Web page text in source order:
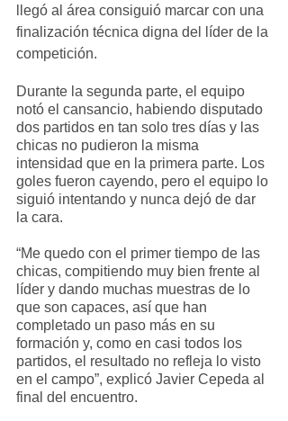
llegó al área consiguió marcar con una
finalización técnica digna del líder de la
competición.
Durante la segunda parte, el equipo
notó el cansancio, habiendo disputado
dos partidos en tan solo tres días y las
chicas no pudieron la misma
intensidad que en la primera parte. Los
goles fueron cayendo, pero el equipo lo
siguió intentando y nunca dejó de dar
la cara.
“Me quedo con el primer tiempo de las
chicas, compitiendo muy bien frente al
líder y dando muchas muestras de lo
que son capaces, así que han
completado un paso más en su
formación y, como en casi todos los
partidos, el resultado no refleja lo visto
en el campo”, explicó Javier Cepeda al
final del encuentro.